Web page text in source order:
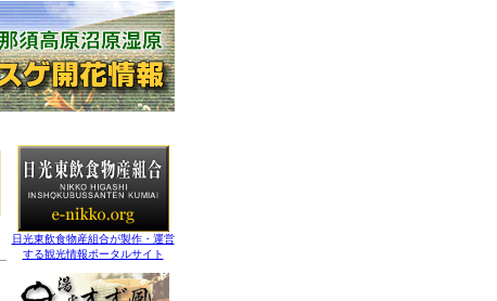
日光東飲食物産組合が製作・運営
する観光情報ポータルサイト